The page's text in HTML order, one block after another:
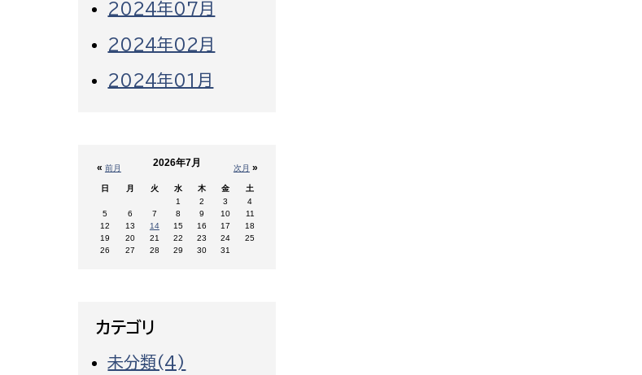
2024年07月
2024年02月
2024年01月
« 前月 次月 »
2026年7月
日 月 火 水 木 金
土
1
2 3
4
5
6 7 8 9 10
11
12
13 14 15 16 17
18
19
20 21 22 23 24
25
26
27 28 29 30 31
カテゴリ
未分類(4)